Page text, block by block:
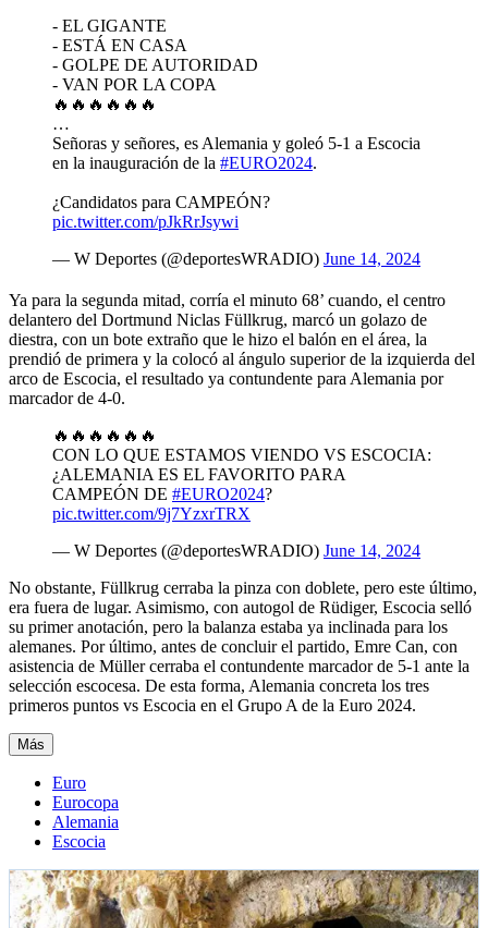
- EL GIGANTE
- ESTÁ EN CASA
- GOLPE DE AUTORIDAD
- VAN POR LA COPA
🔥🔥🔥🔥🔥🔥
…
Señoras y señores, es Alemania y goleó 5-1 a Escocia
en la inauguración de la #EURO2024.
¿Candidatos para CAMPEÓN?
pic.twitter.com/pJkRrJsywi
— W Deportes (@deportesWRADIO) June 14, 2024
Ya para la segunda mitad, corría el minuto 68’ cuando, el centro
delantero del Dortmund Niclas Füllkrug, marcó un golazo de
diestra, con un bote extraño que le hizo el balón en el área, la
prendió de primera y la colocó al ángulo superior de la izquierda del
arco de Escocia, el resultado ya contundente para Alemania por
marcador de 4-0.
🔥🔥🔥🔥🔥🔥
CON LO QUE ESTAMOS VIENDO VS ESCOCIA:
¿ALEMANIA ES EL FAVORITO PARA
CAMPEÓN DE #EURO2024?
pic.twitter.com/9j7YzxrTRX
— W Deportes (@deportesWRADIO) June 14, 2024
No obstante, Füllkrug cerraba la pinza con doblete, pero este último,
era fuera de lugar. Asimismo, con autogol de Rüdiger, Escocia selló
su primer anotación, pero la balanza estaba ya inclinada para los
alemanes. Por último, antes de concluir el partido, Emre Can, con
asistencia de Müller cerraba el contundente marcador de 5-1 ante la
selección escocesa. De esta forma, Alemania concreta los tres
primeros puntos vs Escocia en el Grupo A de la Euro 2024.
Más
Euro
Eurocopa
Alemania
Escocia